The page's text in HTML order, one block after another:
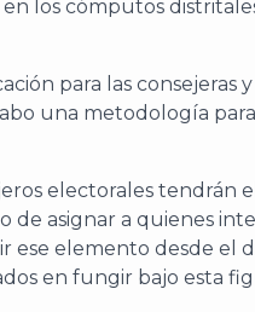
los cómputos
para las consejeras y
una metodología
electorales tendrán
de asignar a quienes
ese elemento desde el
en fungir bajo esta